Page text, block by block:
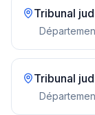
Tribunal
Tribunal